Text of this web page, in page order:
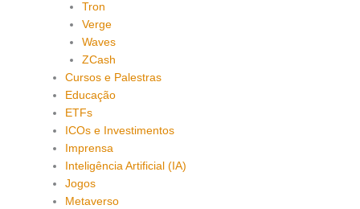
Tron
Verge
Waves
ZCash
Cursos e Palestras
Educação
ETFs
ICOs e Investimentos
Imprensa
Inteligência Artificial (IA)
Jogos
Metaverso